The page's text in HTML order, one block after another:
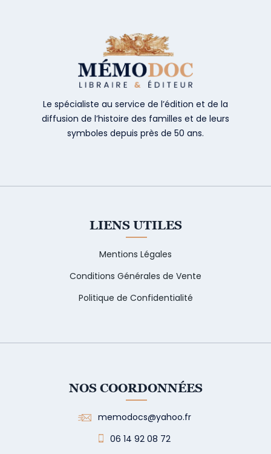
Le spécialiste au service de l’édition et de la
diffusion de l’histoire des familles et de leurs
symboles depuis près de 50 ans.
LIENS UTILES
Mentions Légales
Conditions Générales de Vente
Politique de Confidentialité
NOS COORDONNÉES
memodocs@yahoo.fr
06 14 92 08 72